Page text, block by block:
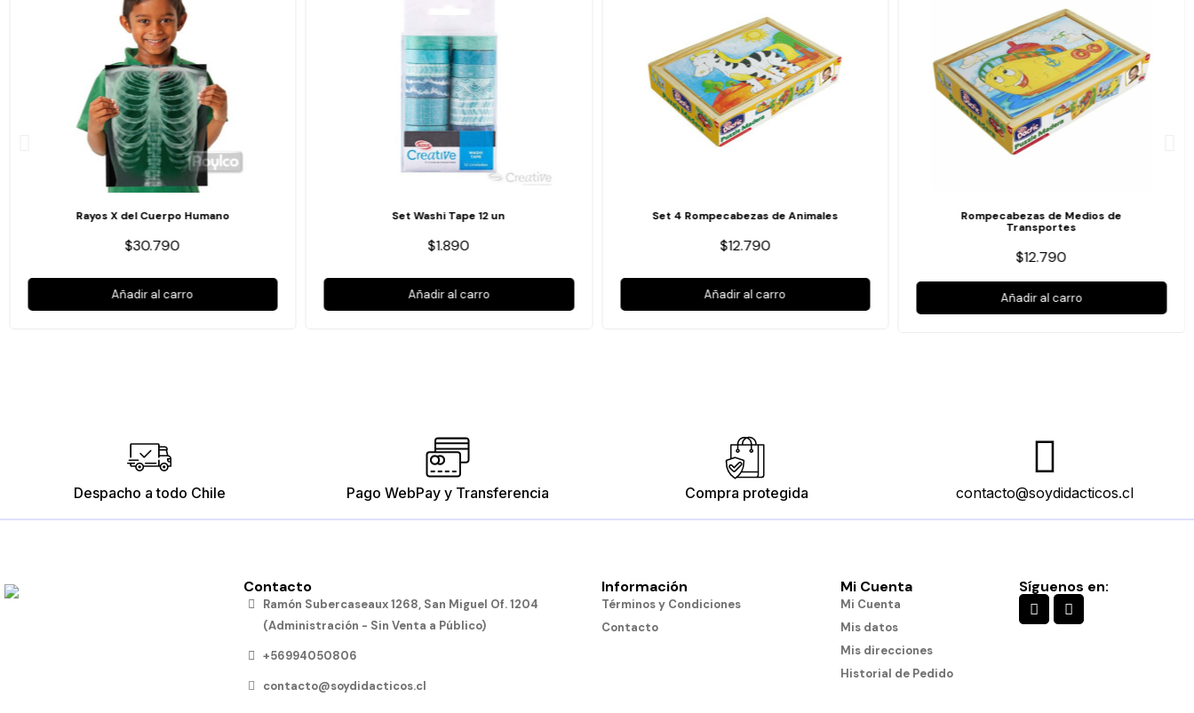
Rayos X del Cuerpo Humano
$30.790
Añadir al carro
Set Washi Tape 12 un
$1.890
Añadir al carro
Set 4 Rompecabezas de Animales
$12.790
Añadir al carro
Rompecabezas de Medios de
Transportes
$12.790
Añadir al carro
Despacho a todo Chile Pago WebPay y Transferencia Compra protegida contacto@soydidacticos.cl
Contacto
Ramón Subercaseaux 1268, San Miguel Of. 1204
(Administración - Sin Venta a Público)
+56994050806
contacto@soydidacticos.cl
Información
Términos y Condiciones
Contacto
Mi Cuenta
Mi Cuenta
Mis datos
Mis direcciones
Historial de Pedido
Síguenos en: